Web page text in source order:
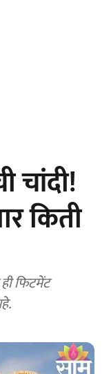
चांदी!
किती
फिटमेंट